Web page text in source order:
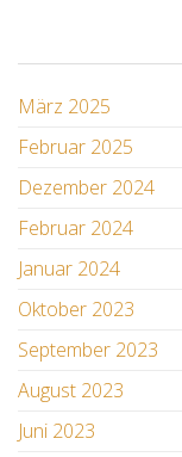
März 2025
Februar 2025
Dezember 2024
Februar 2024
Januar 2024
Oktober 2023
September 2023
August 2023
Juni 2023